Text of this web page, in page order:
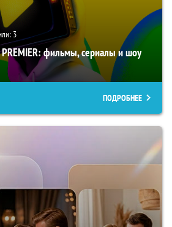
3
PREMIER: фильмы, сериалы и шоу
ПОДРОБНЕЕ